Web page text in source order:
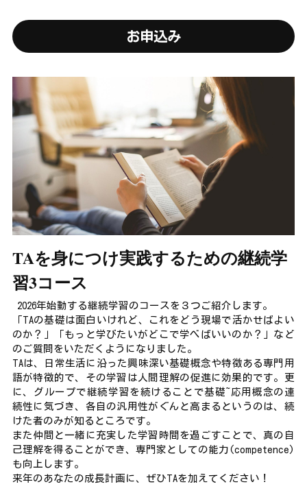
お申込み
TAを身につけ実践するための継続学
習3コース
2026年始動する継続学習のコースを３つご紹介します。
「TAの基礎は面白いけれど、これをどう現場で活かせばよい
のか？」「もっと学びたいがどこで学べばいいのか？」など
のご質問をいただくようになりました。
TAは、日常生活に沿った興味深い基礎概念や特徴ある専門用
語が特徴的で、その学習は人間理解の促進に効果的です。更
に、グループで継続学習を続けることで基礎~応用概念の連
続性に気づき、各自の汎用性がぐんと高まるというのは、続
けた者のみが知るところです。
また仲間と一緒に充実した学習時間を過ごすことで、真の自
己理解を得ることができ、専門家としての能力(competence)
も向上します。
来年のあなたの成長計画に、ぜひTAを加えてください！